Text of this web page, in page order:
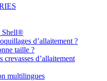
Shell®
d’allaitement ?
taille ?
crevasses d’allaitement
multilingues